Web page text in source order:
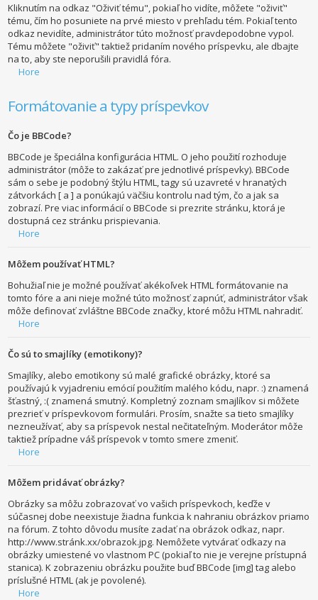
Kliknutím na odkaz "Oživiť tému", pokiaľ ho vidíte, môžete "oživiť"
tému, čím ho posuniete na prvé miesto v prehľadu tém. Pokiaľ tento
odkaz nevidíte, administrátor túto možnosť pravdepodobne vypol.
Tému môžete "oživiť" taktiež pridaním nového príspevku, ale dbajte
na to, aby ste neporušili pravidlá fóra.
Hore
Formátovanie a typy príspevkov
Čo je BBCode?
BBCode je špeciálna konfigurácia HTML. O jeho použití rozhoduje
administrátor (môže to zakázať pre jednotlivé príspevky). BBCode
sám o sebe je podobný štýlu HTML, tagy sú uzavreté v hranatých
zátvorkách [ a ] a ponúkajú väčšiu kontrolu nad tým, čo a jak sa
zobrazí. Pre viac informácií o BBCode si prezrite stránku, ktorá je
dostupná cez stránku prispievania.
Hore
Môžem používať HTML?
Bohužiaľ nie je možné používať akékoľvek HTML formátovanie na
tomto fóre a ani nieje možné túto možnosť zapnúť, administrátor však
môže definovať zvláštne BBCode značky, ktoré môžu HTML nahradiť.
Hore
Čo sú to smajlíky (emotikony)?
Smajlíky, alebo emotikony sú malé grafické obrázky, ktoré sa
používajú k vyjadreniu emócií použitím malého kódu, napr. :) znamená
šťastný, :( znamená smutný. Kompletný zoznam smajlíkov si môžete
prezrieť v príspevkovom formulári. Prosím, snažte sa tieto smajlíky
nezneužívať, aby sa príspevok nestal nečitateľným. Moderátor môže
taktiež prípadne váš príspevok v tomto smere zmeniť.
Hore
Môžem pridávať obrázky?
Obrázky sa môžu zobrazovať vo vašich príspevkoch, keďže v
súčasnej dobe neexistuje žiadna funkcia k nahraniu obrázkov priamo
na fórum. Z tohto dôvodu musíte zadať na obrázok odkaz, napr.
http://www.stránk.xx/obrazok.jpg. Nemôžete vytvárať odkazy na
obrázky umiestené vo vlastnom PC (pokiaľ to nie je verejne prístupná
stanica). K zobrazeniu obrázku použite buď BBCode [img] tag alebo
príslušné HTML (ak je povolené).
Hore